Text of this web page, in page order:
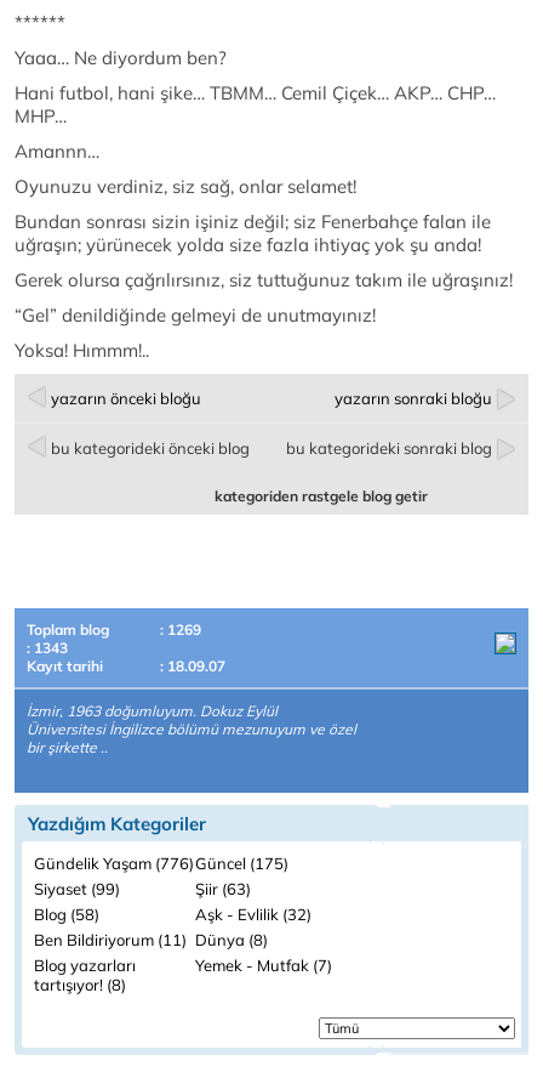
******
Yaaa… Ne diyordum ben?
Hani futbol, hani şike… TBMM… Cemil Çiçek… AKP… CHP…
MHP…
Amannn…
Oyunuzu verdiniz, siz sağ, onlar selamet!
Bundan sonrası sizin işiniz değil; siz Fenerbahçe falan ile
uğraşın; yürünecek yolda size fazla ihtiyaç yok şu anda!
Gerek olursa çağrılırsınız, siz tuttuğunuz takım ile uğraşınız!
“Gel” denildiğinde gelmeyi de unutmayınız!
Yoksa! Hımmm!..
yazarın önceki bloğu yazarın sonraki bloğu
bu kategorideki önceki blog bu kategorideki sonraki blog
kategoriden rastgele blog getir
Toplam blog
: 1269
: 1343
Kayıt tarihi
: 18.09.07
İzmir, 1963 doğumluyum. Dokuz Eylül
Üniversitesi İngilizce bölümü mezunuyum ve özel
bir şirkette ..
Yazdığım Kategoriler
Gündelik Yaşam (776)Güncel (175)
Siyaset (99)
Şiir (63)
Blog (58)
Aşk - Evlilik (32)
Ben Bildiriyorum (11) Dünya (8)
Blog yazarları
tartışıyor! (8)
Yemek - Mutfak (7)